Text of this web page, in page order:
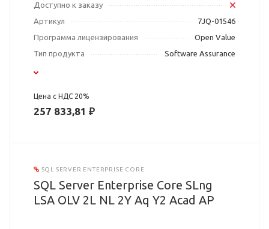
Доступно к заказу
Артикул
7JQ-01546
Программа лицензирования
Open Value
Тип продукта
Software Assurance
Цена с НДС 20%
257 833,81 ₽
SQL SERVER ENTERPRISE CORE
SQL Server Enterprise Core SLng
LSA OLV 2L NL 2Y Aq Y2 Acad AP